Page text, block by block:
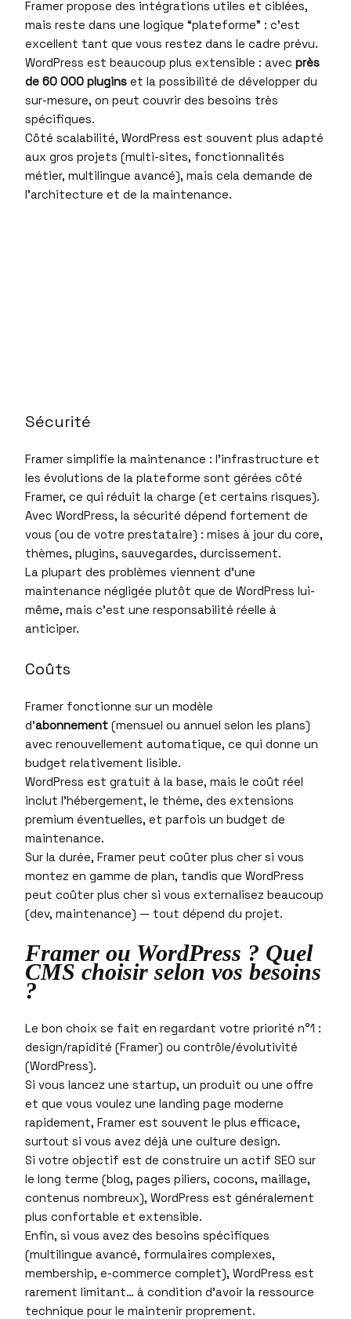
Framer propose des intégrations utiles et ciblées,
mais reste dans une logique “plateforme” : c’est
excellent tant que vous restez dans le cadre prévu.
WordPress est beaucoup plus extensible : avecprès
de 60 000 plugins et la possibilité de développer du
sur-mesure, on peut couvrir des besoins très
spécifiques.
Côté scalabilité, WordPress est souvent plus adapté
aux gros projets (multi-sites, fonctionnalités
métier, multilingue avancé), mais cela demande de
l’architecture et de la maintenance.
Sécurité
Framer simplifie la maintenance : l’infrastructure et
les évolutions de la plateforme sont gérées côté
Framer, ce qui réduit la charge (et certains risques).
Avec WordPress, la sécurité dépend fortement de
vous (ou de votre prestataire) : mises à jour du core,
thèmes, plugins, sauvegardes, durcissement.
La plupart des problèmes viennent d’une
maintenance négligée plutôt que de WordPress lui-
même, mais c’est une responsabilité réelle à
anticiper.
Coûts
Framer fonctionne sur un modèle
d’abonnement (mensuel ou annuel selon les plans)
avec renouvellement automatique, ce qui donne un
budget relativement lisible.
WordPress est gratuit à la base, mais le coût réel
inclut l’hébergement, le thème, des extensions
premium éventuelles, et parfois un budget de
maintenance.
Sur la durée, Framer peut coûter plus cher si vous
montez en gamme de plan, tandis que WordPress
peut coûter plus cher si vous externalisez beaucoup
(dev, maintenance) — tout dépend du projet.
Framer ou WordPress ? Quel
CMS choisir selon vos besoins
?
Le bon choix se fait en regardant votre priorité n°1 :
design/rapidité (Framer) ou contrôle/évolutivité
(WordPress).
Si vous lancez une startup, un produit ou une offre
et que vous voulez une landing page moderne
rapidement, Framer est souvent le plus efficace,
surtout si vous avez déjà une culture design.
Si votre objectif est de construire un actif SEO sur
le long terme (blog, pages piliers, cocons, maillage,
contenus nombreux), WordPress est généralement
plus confortable et extensible.
Enfin, si vous avez des besoins spécifiques
(multilingue avancé, formulaires complexes,
membership, e-commerce complet), WordPress est
rarement limitant… à condition d’avoir la ressource
technique pour le maintenir proprement.